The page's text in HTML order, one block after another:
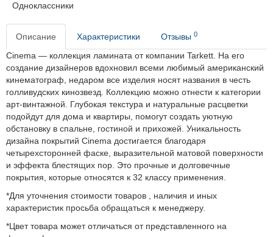
Одноклассники
Описание Характеристики Отзывы 0
Cinema — коллекция ламината от компании Tarkett. На его
создание дизайнеров вдохновил всеми любимый американский
кинематограф, недаром все изделия носят названия в честь
голливудских кинозвезд. Коллекцию можно отнести к категории
арт-винтажной. Глубокая текстура и натуральные расцветки
подойдут для дома и квартиры, помогут создать уютную
обстановку в спальне, гостиной и прихожей. Уникальность
дизайна покрытий Cinema достигается благодаря
четырехсторонней фаске, выразительной матовой поверхности
и эффекта блестящих пор. Это прочные и долговечные
покрытия, которые относятся к 32 классу применения.
*Для уточнения стоимости товаров , наличия и иных
характеристик просьба обращаться к менеджеру.
*Цвет товара может отличаться от представленного на